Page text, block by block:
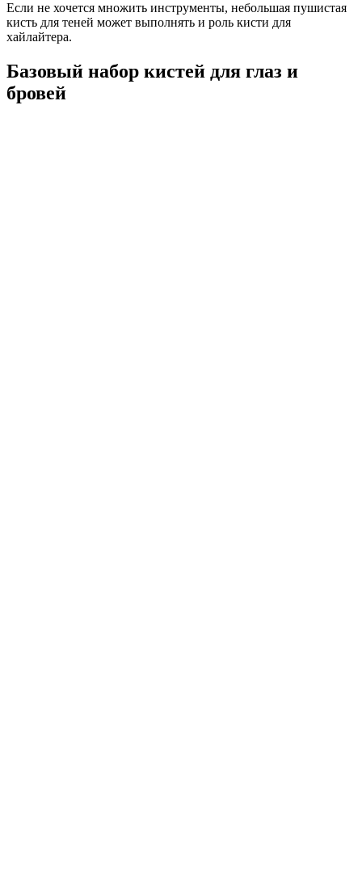
Если не хочется множить инструменты, небольшая пушистая
кисть для теней может выполнять и роль кисти для
хайлайтера.
Базовый набор кистей для глаз и
бровей